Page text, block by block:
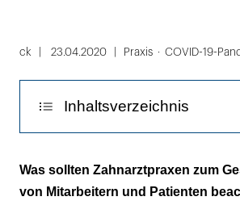
ck 23.04.2020 Praxis COVID-19-
Inhaltsverzeichnis
Prävention bei Aerosolen
Was sollten Zahnarztpraxen zum
von Mitarbeitern und Patienten